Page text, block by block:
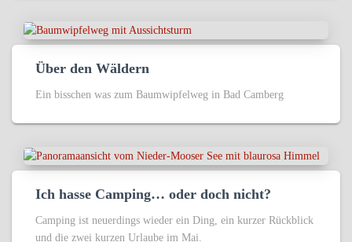
Über den Wäldern
Ein bisschen was zum Baumwipfelweg in Bad Camberg
Ich hasse Camping… oder doch nicht?
Camping ist neuerdings wieder ein Ding, ein kurzer Rückblick
und die zwei kurzen Urlaube im Mai.